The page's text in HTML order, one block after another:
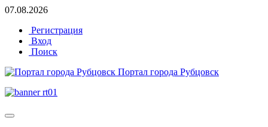
07.08.2026
Регистрация
Вход
Поиск
Портал города Рубцовск